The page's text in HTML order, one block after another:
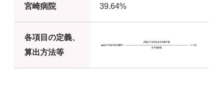
宮崎病院 39.64%
各項目の定義、
算出方法等